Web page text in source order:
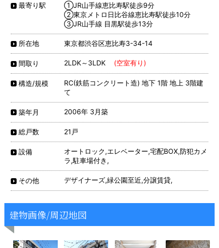
最寄り駅
①JR山手線恵比寿駅徒歩9分
②東京メトロ日比谷線恵比寿駅徒歩10分
③JR山手線 目黒駅徒歩13分
所在地 東京都渋谷区恵比寿3-34-14
間取り 2LDK～3LDK (空室有り)
構造/規模
RC(鉄筋コンクリート造) 地下 1階 地上 3階建
て
築年月 2006年 3月築
総戸数 21戸
設備
オートロック,エレベーター,宅配BOX,防犯カメ
ラ,駐車場付き,
その他 デザイナーズ,緑公園至近,分譲賃貸,
建物画像/周辺地図